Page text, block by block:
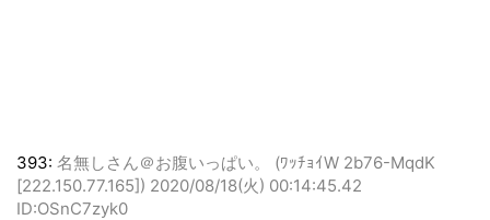
393: 名無しさん＠お腹いっぱい。 (ﾜｯﾁｮｲW 2b76-MqdK
[222.150.77.165]) 2020/08/18(火) 00:14:45.42
ID:OSnC7zyk0